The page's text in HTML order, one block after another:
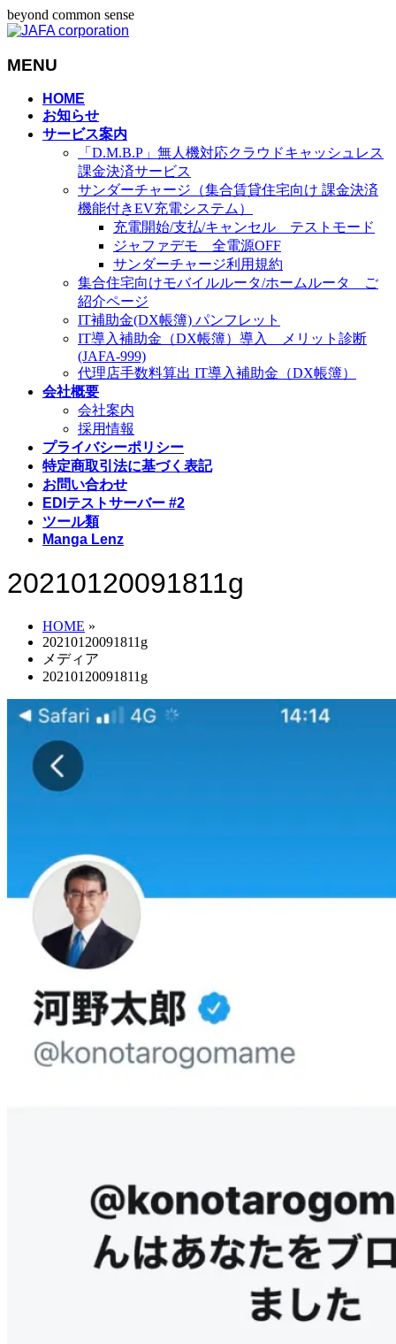
beyond common sense
MENU
HOME
お知らせ
サービス案内
「D.M.B.P」無人機対応クラウドキャッシュレス
課金決済サービス
サンダーチャージ（集合賃貸住宅向け 課金決済
機能付きEV充電システム）
充電開始/支払/キャンセル テストモード
ジャファデモ 全電源OFF
サンダーチャージ利用規約
集合住宅向けモバイルルータ/ホームルータ ご
紹介ページ
IT補助金(DX帳簿) パンフレット
IT導入補助金（DX帳簿）導入 メリット診断
(JAFA-999)
代理店手数料算出 IT導入補助金（DX帳簿）
会社概要
会社案内
採用情報
プライバシーポリシー
特定商取引法に基づく表記
お問い合わせ
EDIテストサーバー #2
ツール類
Manga Lenz
20210120091811g
HOME »
20210120091811g
メディア
20210120091811g